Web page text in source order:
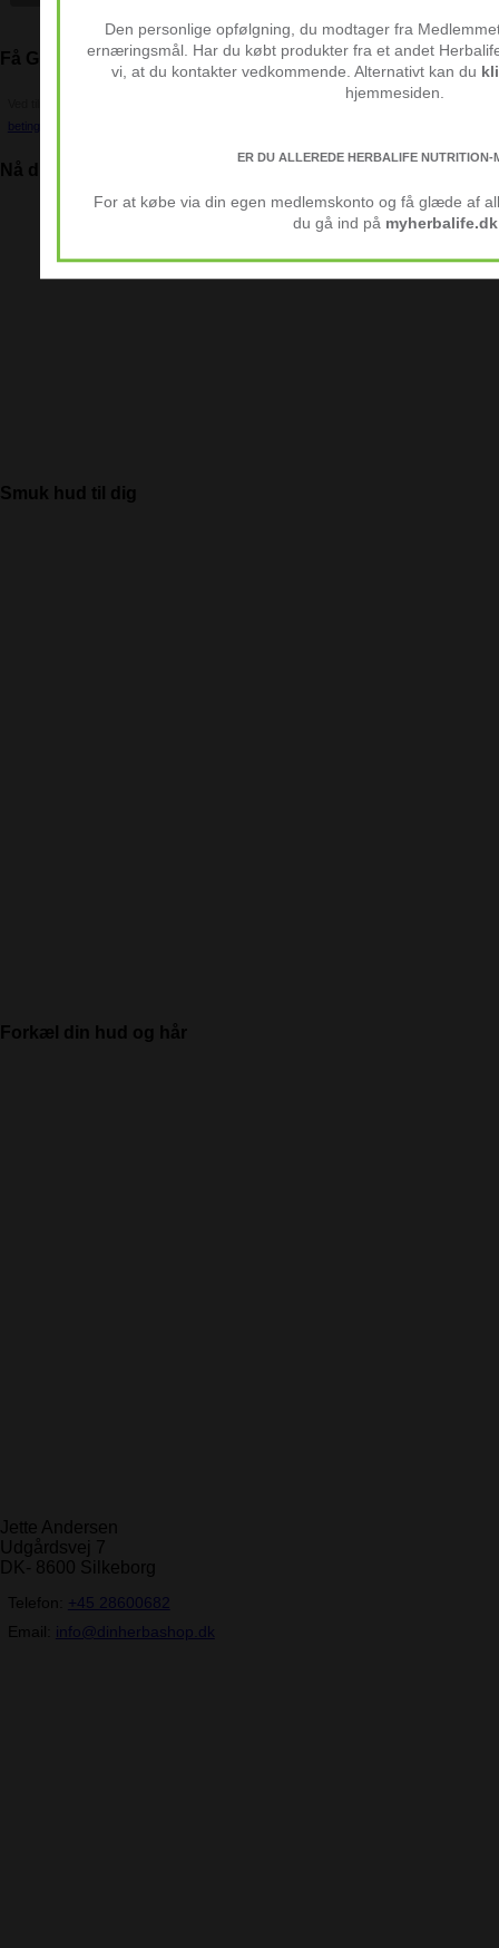
Få Gratis Tips og råd
Ved tilmelding af vores nyhedsbrev bekræfter du at have læst og accepteret vores
betingelser for udsendelse af nyhedsbreve
Nå dine mål
Smuk hud til dig
Forkæl din hud og hår
Jette Andersen
Udgårdsvej 7
DK- 8600 Silkeborg
Telefon: +45 28600682
Email: info@dinherbashop.dk
Den personlige opfølgning, du modtager fra
ernæringsmål. Har du købt produkter fra et andet
vi, at du kontakter vedkommende. Alternativt kan du
hjemmesiden.
ER DU ALLEREDE HERBALIFE NUTRITION-
For at købe via din egen medlemskonto og få glæde af
du gå ind på myherbalife.dk